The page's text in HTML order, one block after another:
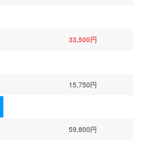
33,500円
15,750円
59,800円